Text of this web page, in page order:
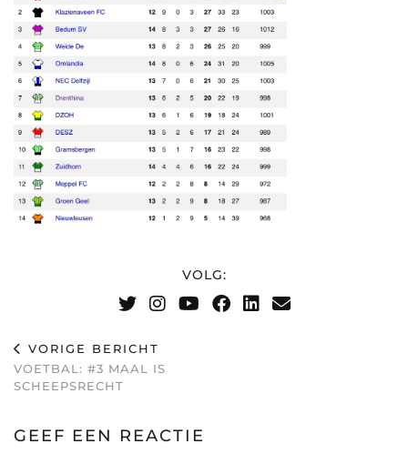
VOLG:
VORIGE BERICHT
VOETBAL: #3 MAAL IS
SCHEEPSRECHT
GEEF EEN REACTIE